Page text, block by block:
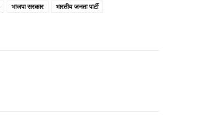
भाजपा सरकार
भारतीय जनता पार्टी